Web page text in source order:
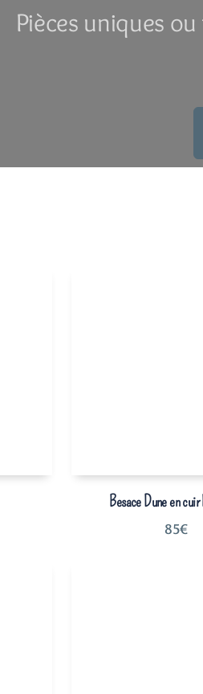
Pièces uniques
Besace Dune en
85€